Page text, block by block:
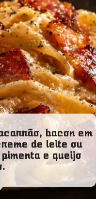
bacon em
de leite ou
e queijo